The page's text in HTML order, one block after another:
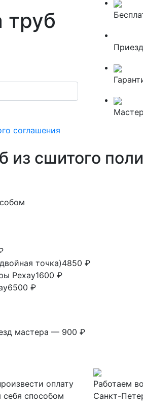
труб
соглашения
сшитого
точка)4850 ₽
Рехау1600 ₽
6500 ₽
мастера — 900 ₽
оплату
способом
Работаем
Санкт-